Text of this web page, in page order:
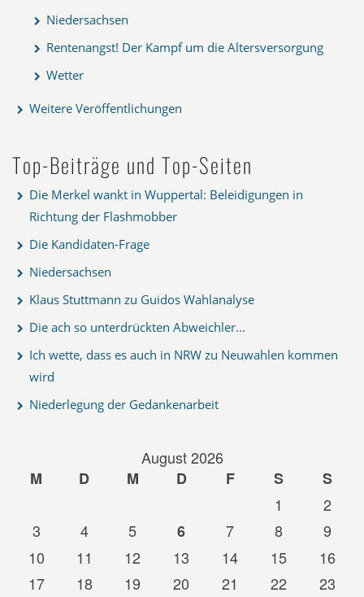
Niedersachsen
Rentenangst! Der Kampf um die Altersversorgung
Wetter
Weitere Veröffentlichungen
Top-Beiträge und Top-Seiten
Die Merkel wankt in Wuppertal: Beleidigungen in
Richtung der Flashmobber
Die Kandidaten-Frage
Niedersachsen
Klaus Stuttmann zu Guidos Wahlanalyse
Die ach so unterdrückten Abweichler...
Ich wette, dass es auch in NRW zu Neuwahlen kommen
wird
Niederlegung der Gedankenarbeit
August 2026
M
D M D F S
S
1
2
3
4 5 6 7 8
9
10
11 12 13 14 15
16
17
18 19 20 21 22
23